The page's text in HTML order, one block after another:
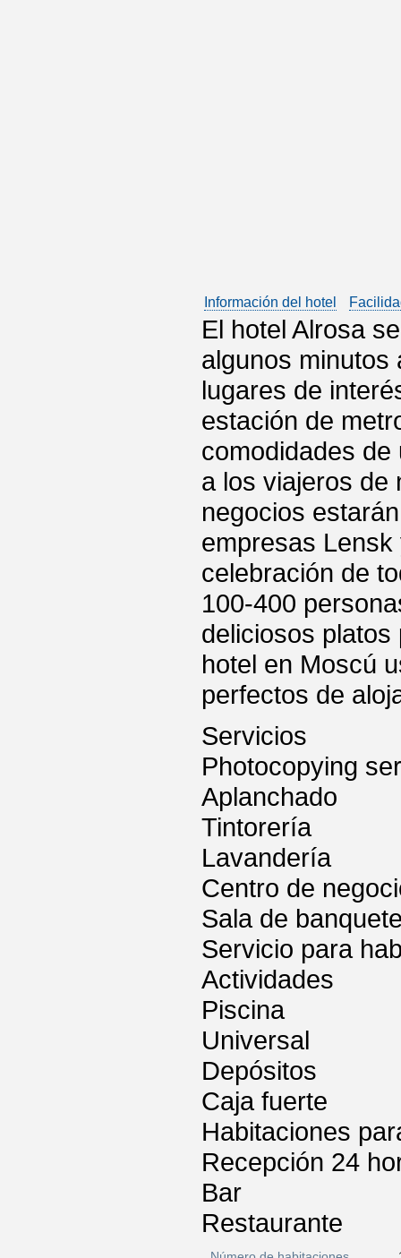
Información del hotel
El hotel Alrosa
algunos minutos
lugares de
estación de
comodidades de
a los viajeros de
negocios
empresas
celebración de
100-400
deliciosos platos
hotel en Moscú
perfectos de
Servicios
Photocopying
Aplanchado
Tintorería
Lavandería
Centro de
Sala de
Servicio para
Actividades
Piscina
Universal
Depósitos
Caja fuerte
Habitaciones
Recepción 24
Bar
Restaurante